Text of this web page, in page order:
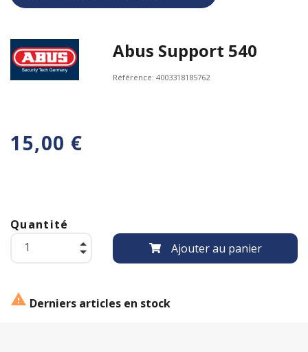
Abus Support 540
Référence:4003318185762
15,00 €
Quantité
Ajouter au panier
 Derniers articles en stock